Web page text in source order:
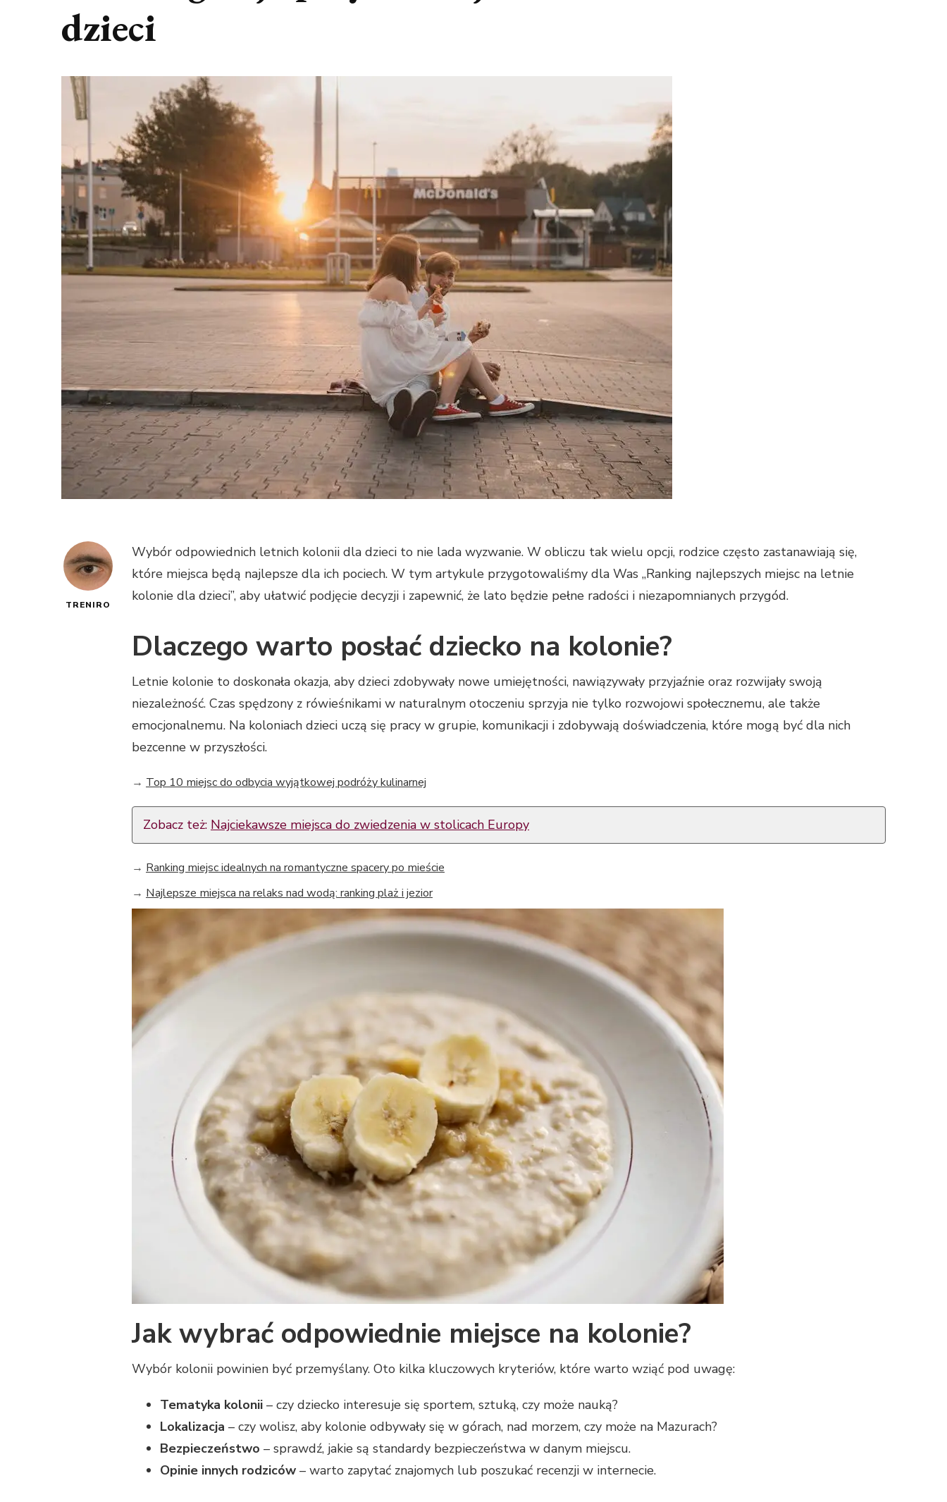
dzieci
TRENIRO
Wybór odpowiednich letnich kolonii dla dzieci to nie lada wyzwanie. W obliczu tak wielu opcji, rodzice często zastanawiają się,
które miejsca będą najlepsze dla ich pociech. W tym artykule przygotowaliśmy dla Was „Ranking najlepszych miejsc na letnie
kolonie dla dzieci”, aby ułatwić podjęcie decyzji i zapewnić, że lato będzie pełne radości i niezapomnianych przygód.
Dlaczego warto posłać dziecko na kolonie?
Letnie kolonie to doskonała okazja, aby dzieci zdobywały nowe umiejętności, nawiązywały przyjaźnie oraz rozwijały swoją
niezależność. Czas spędzony z rówieśnikami w naturalnym otoczeniu sprzyja nie tylko rozwojowi społecznemu, ale także
emocjonalnemu. Na koloniach dzieci uczą się pracy w grupie, komunikacji i zdobywają doświadczenia, które mogą być dla nich
bezcenne w przyszłości.
→ Top 10 miejsc do odbycia wyjątkowej podróży kulinarnej
Zobacz też: Najciekawsze miejsca do zwiedzenia w stolicach Europy
→ Ranking miejsc idealnych na romantyczne spacery po mieście
→ Najlepsze miejsca na relaks nad wodą: ranking plaż i jezior
Jak wybrać odpowiednie miejsce na kolonie?
Wybór kolonii powinien być przemyślany. Oto kilka kluczowych kryteriów, które warto wziąć pod uwagę:
Tematyka kolonii – czy dziecko interesuje się sportem, sztuką, czy może nauką?
Lokalizacja – czy wolisz, aby kolonie odbywały się w górach, nad morzem, czy może na Mazurach?
Bezpieczeństwo – sprawdź, jakie są standardy bezpieczeństwa w danym miejscu.
Opinie innych rodziców – warto zapytać znajomych lub poszukać recenzji w internecie.